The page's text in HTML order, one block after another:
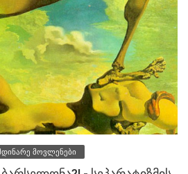
მოვლენები